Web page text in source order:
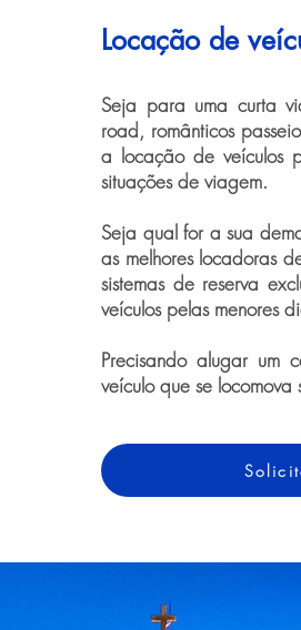
Locação de
Seja para uma curta
road, românticos
a locação de veículos
situações de viagem.
Seja qual for a sua
as melhores locadoras
sistemas de reserva
veículos pelas menores
Precisando alugar um
veículo que se locomova